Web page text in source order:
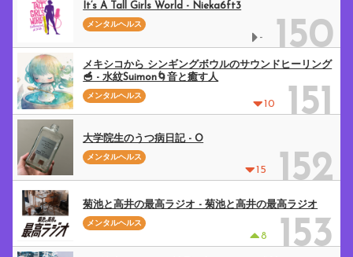
- 150
It’s A Tall Girls World - Nieka6ft3
メンタルヘルス
10 151
メキシコから シンギングボウルのサウンドヒーリング
🥣 - 水紋Suimon🌀音と癒す人
メンタルヘルス
15 152
大学院生のうつ病日記 - O
メンタルヘルス
8 153
菊池と高井の最高ラジオ - 菊池と高井の最高ラジオ
メンタルヘルス